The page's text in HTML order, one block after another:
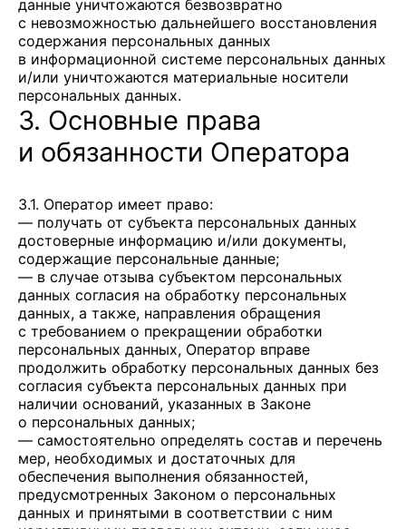
данные уничтожаются безвозвратно
с невозможностью дальнейшего восстановления
содержания персональных данных
в информационной системе персональных данных
и/или уничтожаются материальные носители
персональных данных.
3. Основные права
и обязанности Оператора
3.1. Оператор имеет право:
— получать от субъекта персональных данных
достоверные информацию и/или документы,
содержащие персональные данные;
— в случае отзыва субъектом персональных
данных согласия на обработку персональных
данных, а также, направления обращения
с требованием о прекращении обработки
персональных данных, Оператор вправе
продолжить обработку персональных данных без
согласия субъекта персональных данных при
наличии оснований, указанных в Законе
о персональных данных;
— самостоятельно определять состав и перечень
мер, необходимых и достаточных для
обеспечения выполнения обязанностей,
предусмотренных Законом о персональных
данных и принятыми в соответствии с ним